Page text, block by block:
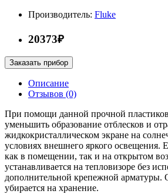
Производитель: Fluke
20373₽
Заказать прибор
Описание
Отзывов (0)
При помощи данной прочной
уменьшить образование отблесков и
жидкокристаллическом экране на
условиях внешнего яркого освещения.
как в помещении, так и на открытом
устанавливается на тепловизоре без
дополнительной крепежной арматуры.
убирается на хранение.